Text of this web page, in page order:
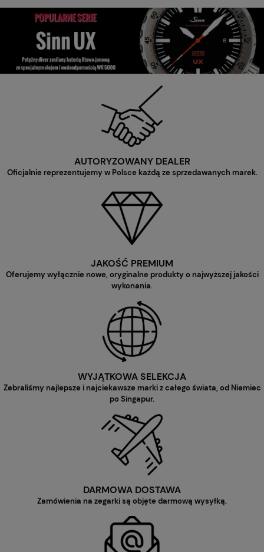
AUTORYZOWANY DEALER
Oficjalnie reprezentujemy w Polsce każdą ze sprzedawanych marek.
JAKOŚĆ PREMIUM
Oferujemy wyłącznie nowe, oryginalne produkty o najwyższej jakości
wykonania.
WYJĄTKOWA SELEKCJA
Zebraliśmy najlepsze i najciekawsze marki z całego świata, od Niemiec
po Singapur.
DARMOWA DOSTAWA
Zamówienia na zegarki są objęte darmową wysyłką.